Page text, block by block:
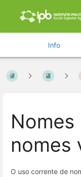
Info
nomes
O uso corrente de